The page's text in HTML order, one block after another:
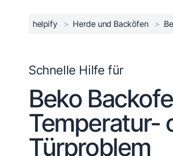
helpify > Herde und Backöfen >
Schnelle Hilfe für
Beko
Temperatur-
Türproblem